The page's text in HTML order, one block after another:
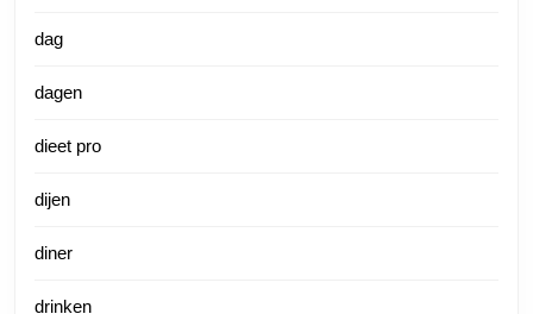
dag
dagen
dieet pro
dijen
diner
drinken